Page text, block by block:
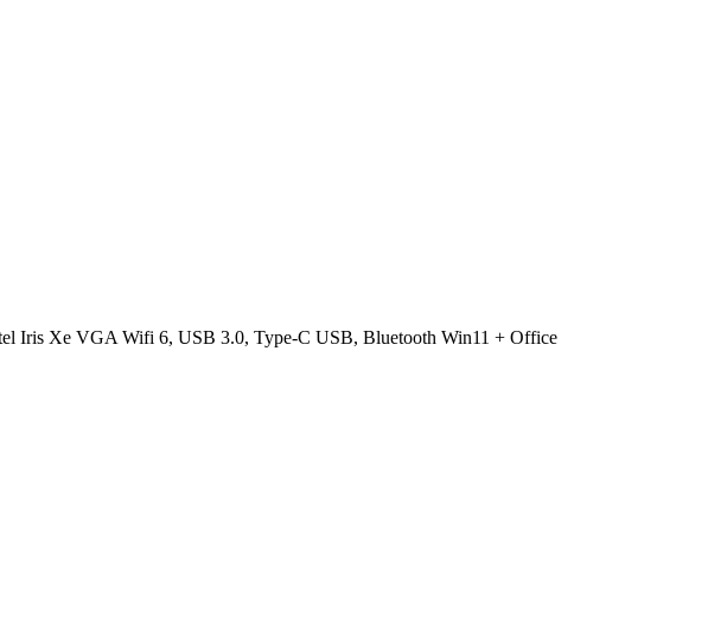
Iris Xe VGA Wifi 6, USB 3.0, Type-C USB, Bluetooth Win11 + Office